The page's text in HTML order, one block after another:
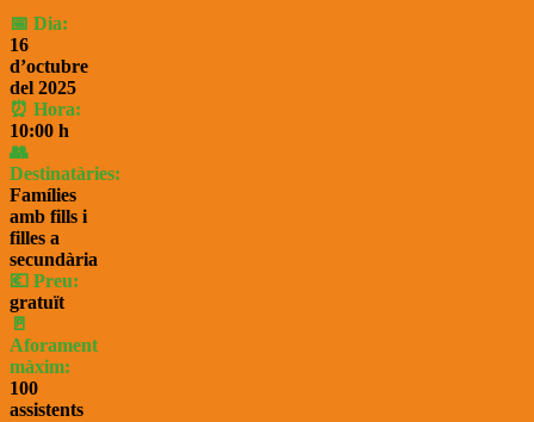
📅 Dia:
16
d’octubre
del 2025
⏰ Hora:
10:00 h
👥
Destinatàries:
Famílies
amb fills i
filles a
secundària
💶 Preu:
gratuït
🚪
Aforament
màxim:
100
assistents